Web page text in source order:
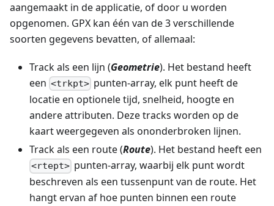
aangemaakt in de applicatie, of door u worden
opgenomen. GPX kan één van de 3 verschillende
soorten gegevens bevatten, of allemaal:
Track als een lijn (Geometrie). Het bestand heeft
een <trkpt> punten-array, elk punt heeft de
locatie en optionele tijd, snelheid, hoogte en
andere attributen. Deze tracks worden op de
kaart weergegeven als ononderbroken lijnen.
Track als een route (Route). Het bestand heeft een
<rtept> punten-array, waarbij elk punt wordt
beschreven als een tussenpunt van de route. Het
hangt ervan af hoe punten binnen een route